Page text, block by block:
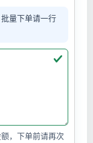
量下单请一行
，下单前请再次